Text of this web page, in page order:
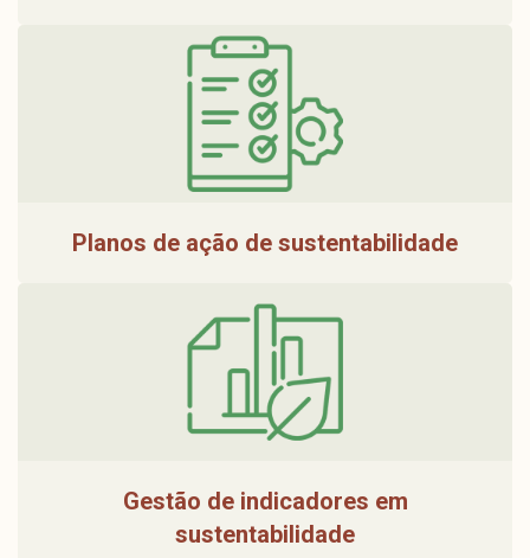
Planos de ação de sustentabilidade
Gestão de indicadores em
sustentabilidade